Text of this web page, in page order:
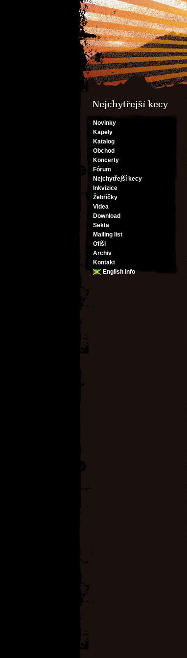
Nejchytřejší kecy
Novinky
Kapely
Katalog
Obchod
Koncerty
Fórum
Nejchytřejší kecy
Inkvizice
Žebříčky
Videa
Download
Sekta
Mailing list
Ofišl
Archiv
Kontakt
English info